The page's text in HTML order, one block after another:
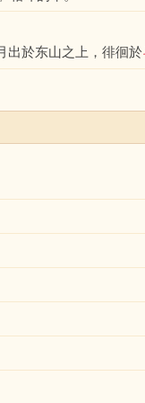
出於东山之上，徘徊於